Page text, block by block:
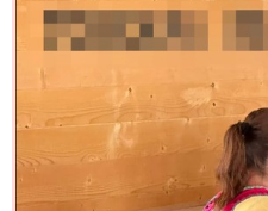
Ana Nikolić jezivo preti
Isplivao snimak:
ovaj brak" (VIDEO)